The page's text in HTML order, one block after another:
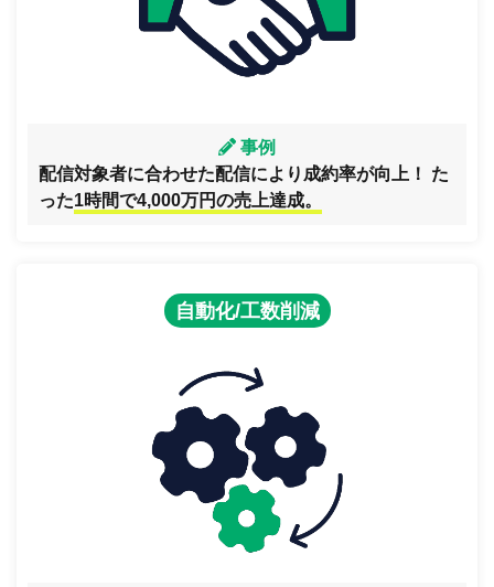
事例
配信対象者に合わせた配信により成約率が向上！ た
った1時間で4,000万円の売上達成。
自動化/工数削減